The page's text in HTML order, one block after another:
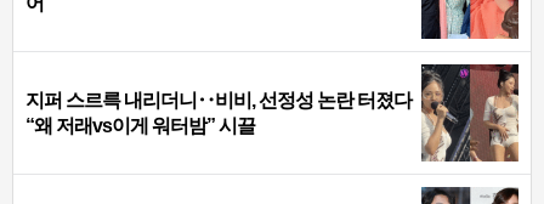
지퍼 스르륵 내리더니‥비비, 선정성 논란 터졌다
“왜 저래vs이게 워터밤” 시끌